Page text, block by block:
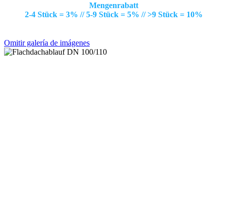
Mengenrabatt
2-4 Stück = 3% // 5-9 Stück = 5% // >9 Stück = 10%
Omitir galería de imágenes